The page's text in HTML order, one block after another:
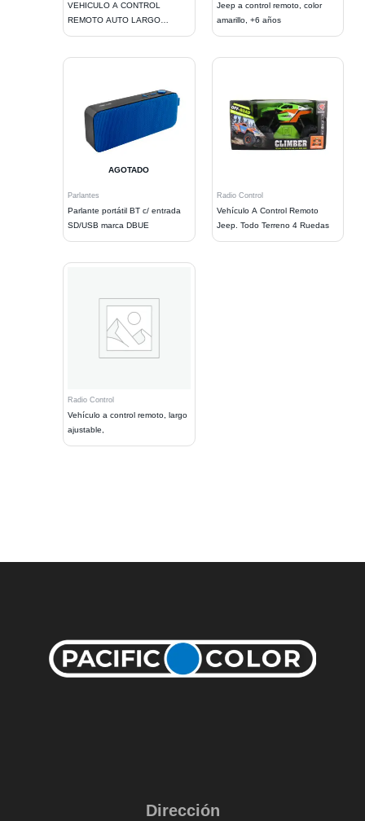
VEHICULO A CONTROL
REMOTO AUTO LARGO
AJUSTABLE. BLACK
Jeep a control remoto, color
amarillo, +6 años
AGOTADO
Parlantes
Parlante portátil BT c/ entrada
SD/USB marca DBUE
Radio Control
Vehículo A Control Remoto
Jeep. Todo Terreno 4 Ruedas
Radio Control
Vehículo a control remoto, largo
ajustable,
Dirección